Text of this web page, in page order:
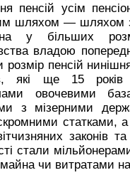
пенсій усім
шляхом — шляхом
у більших
владою
розмір пенсій
які ще 15
овочевими
з мізерними
статками,
законів
стали
майна чи витратами